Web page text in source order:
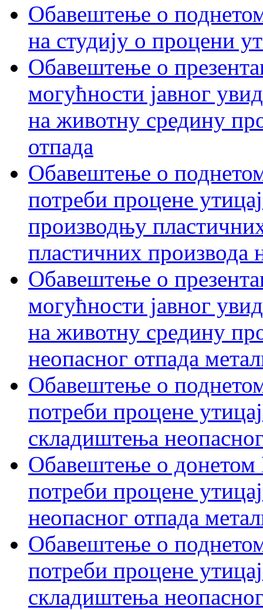
Обавештење о поднетом
на студију о процени
Обавештење о
могућности јавног
на животну средину
отпада
Обавештење о
потреби процене
производњу
пластичних производа
Обавештење о
могућности јавног
на животну средину
неопасног отпада
Обавештење о
потреби процене
складиштења
Обавештење о
потреби процене
неопасног отпада
Обавештење о
потреби процене
складиштења